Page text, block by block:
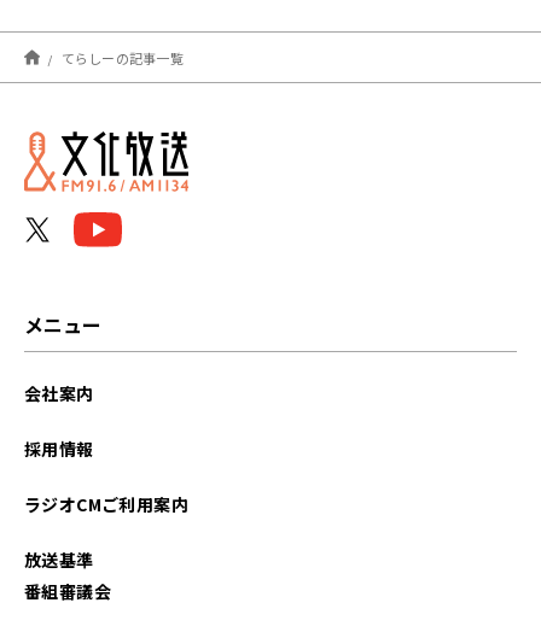
2026年07月
2026年06月
2026年05月
てらしーの記事一覧
メニュー
会社案内
採用情報
ラジオCMご利用案内
放送基準
番組審議会